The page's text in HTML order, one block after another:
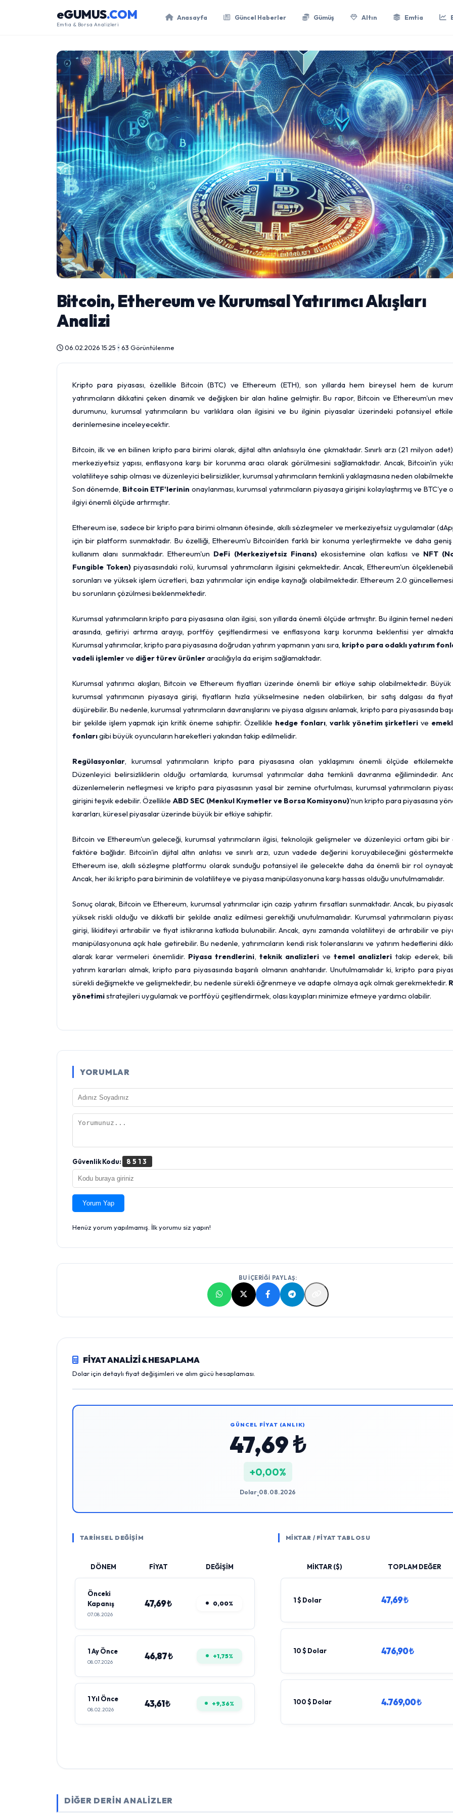
eGUMUS.COM
Emtia & Borsa Analizleri
Anasayfa Güncel Haberler Gümüş Altın Emtia
Bitcoin, Ethereum ve Kurumsal Yatırımcı Akışları
Analizi
06.02.2026 15:25 • 63 Görüntülenme
Kripto para piyasası, özellikle Bitcoin (BTC) ve Ethereum (ETH), son yıllarda hem bireysel hem de
yatırımcıların dikkatini çeken dinamik ve değişken bir alan haline gelmiştir. Bu rapor, Bitcoin ve Ethereum'un
durumunu, kurumsal yatırımcıların bu varlıklara olan ilgisini ve bu ilginin piyasalar üzerindeki potansiyel
derinlemesine inceleyecektir.
Bitcoin, ilk ve en bilinen kripto para birimi olarak, dijital altın anlatısıyla öne çıkmaktadır. Sınırlı arzı (21 milyon
merkeziyetsiz yapısı, enflasyona karşı bir korunma aracı olarak görülmesini sağlamaktadır. Ancak, Bitcoin'in
volatiliteye sahip olması ve düzenleyici belirsizlikler, kurumsal yatırımcıların temkinli yaklaşmasına neden
Son dönemde, Bitcoin ETF'lerinin onaylanması, kurumsal yatırımcıların piyasaya girişini kolaylaştırmış ve BTC'ye
ilgiyi önemli ölçüde artırmıştır.
Ethereum ise, sadece bir kripto para birimi olmanın ötesinde, akıllı sözleşmeler ve merkeziyetsiz uygulamalar
için bir platform sunmaktadır. Bu özelliği, Ethereum'u Bitcoin'den farklı bir konuma yerleştirmekte ve daha
kullanım alanı sunmaktadır. Ethereum'un DeFi (Merkeziyetsiz Finans) ekosistemine olan katkısı ve NFT
Fungible Token)piyasasındaki rolü, kurumsal yatırımcıların ilgisini çekmektedir. Ancak, Ethereum'un
sorunları ve yüksek işlem ücretleri, bazı yatırımcılar için endişe kaynağı olabilmektedir. Ethereum 2.0
bu sorunların çözülmesi beklenmektedir.
Kurumsal yatırımcıların kripto para piyasasına olan ilgisi, son yıllarda önemli ölçüde artmıştır. Bu ilginin temel
arasında, getiriyi artırma arayışı, portföy çeşitlendirmesi ve enflasyona karşı korunma beklentisi yer
Kurumsal yatırımcılar, kripto para piyasasına doğrudan yatırım yapmanın yanı sıra, kripto para odaklı yatırım
vadeli işlemlerve diğer türev ürünleraracılığıyla da erişim sağlamaktadır.
Kurumsal yatırımcı akışları, Bitcoin ve Ethereum fiyatları üzerinde önemli bir etkiye sahip olabilmektedir.
kurumsal yatırımcının piyasaya girişi, fiyatların hızla yükselmesine neden olabilirken, bir satış dalgası da
düşürebilir. Bu nedenle, kurumsal yatırımcıların davranışlarını ve piyasa algısını anlamak, kripto para piyasasında
bir şekilde işlem yapmak için kritik öneme sahiptir. Özellikle hedge fonları, varlık yönetim şirketleri ve
fonlarıgibi büyük oyuncuların hareketleri yakından takip edilmelidir.
Regülasyonlar, kurumsal yatırımcıların kripto para piyasasına olan yaklaşımını önemli ölçüde
Düzenleyici belirsizliklerin olduğu ortamlarda, kurumsal yatırımcılar daha temkinli davranma eğilimindedir.
düzenlemelerin netleşmesi ve kripto para piyasasının yasal bir zemine oturtulması, kurumsal yatırımcıların
girişini teşvik edebilir. Özellikle ABD SEC (Menkul Kıymetler ve Borsa Komisyonu)'nun kripto para piyasasına
kararları, küresel piyasalar üzerinde büyük bir etkiye sahiptir.
Bitcoin ve Ethereum'un geleceği, kurumsal yatırımcıların ilgisi, teknolojik gelişmeler ve düzenleyici ortam gibi bir
faktöre bağlıdır. Bitcoin'in dijital altın anlatısı ve sınırlı arzı, uzun vadede değerini koruyabileceğini
Ethereum ise, akıllı sözleşme platformu olarak sunduğu potansiyel ile gelecekte daha da önemli bir rol
Ancak, her iki kripto para biriminin de volatiliteye ve piyasa manipülasyonuna karşı hassas olduğu unutulmamalıdır.
Sonuç olarak, Bitcoin ve Ethereum, kurumsal yatırımcılar için cazip yatırım fırsatları sunmaktadır. Ancak, bu
yüksek riskli olduğu ve dikkatli bir şekilde analiz edilmesi gerektiği unutulmamalıdır. Kurumsal yatırımcıların
girişi, likiditeyi artırabilir ve fiyat istikrarına katkıda bulunabilir. Ancak, aynı zamanda volatiliteyi de artırabilir ve
manipülasyonuna açık hale getirebilir. Bu nedenle, yatırımcıların kendi risk toleranslarını ve yatırım hedeflerini
alarak karar vermeleri önemlidir. Piyasa trendlerini, teknik analizleri ve temel analizleri takip ederek,
yatırım kararları almak, kripto para piyasasında başarılı olmanın anahtarıdır. Unutulmamalıdır ki, kripto para
sürekli değişmekte ve gelişmektedir, bu nedenle sürekli öğrenmeye ve adapte olmaya açık olmak gerekmektedir.
yönetimistratejileri uygulamak ve portföyü çeşitlendirmek, olası kayıpları minimize etmeye yardımcı olabilir.
YORUMLAR
Güvenlik Kodu: 8513
Yorum Yap
Henüz yorum yapılmamış. İlk yorumu siz yapın!
BU İÇERİĞİ PAYLAŞ:
FİYAT ANALİZİ & HESAPLAMA
Dolar için detaylı fiyat değişimleri ve alım gücü hesaplaması.
GÜNCEL FİYAT (ANLIK)
47,69 ₺
+0,00%
Dolar•08.08.2026
TARİHSEL DEĞİŞİM
DÖNEM FİYAT DEĞİŞİM
Önceki
Kapanış
07.08.2026
47,69 ₺ 0,00%
1 Ay Önce
08.07.2026
46,87 ₺ +1,75%
1 Yıl Önce
08.02.2026
43,61 ₺ +9,36%
MİKTAR / FİYAT TABLOSU
MİKTAR ($) TOPLAM DEĞER
1 $ Dolar 47,69 ₺
10 $ Dolar 476,90 ₺
100 $ Dolar 4.769,00 ₺
DİĞER DERİN ANALİZLER